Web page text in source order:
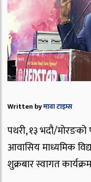
Written byमावा टाइम्स
पथरी, १३ भदौ/मोरङको
आवासिय माध्यमिक
शुक्रबार स्वागत